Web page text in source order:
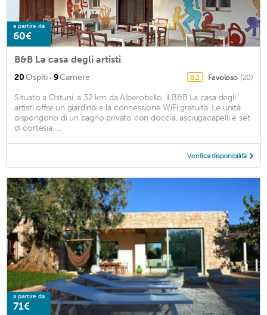
a partire da
60€
B&B La casa degli artisti
20Ospiti · 9Camere 8,2 Favoloso (20)
Situato a Ostuni, a 32 km da Alberobello, il B&B La casa degli
artisti offre un giardino e la connessione WiFi gratuita. Le unità
dispongono di un bagno privato con doccia, asciugacapelli e set
di cortesia. ...
Verifica disponibilità
a partire da
71€